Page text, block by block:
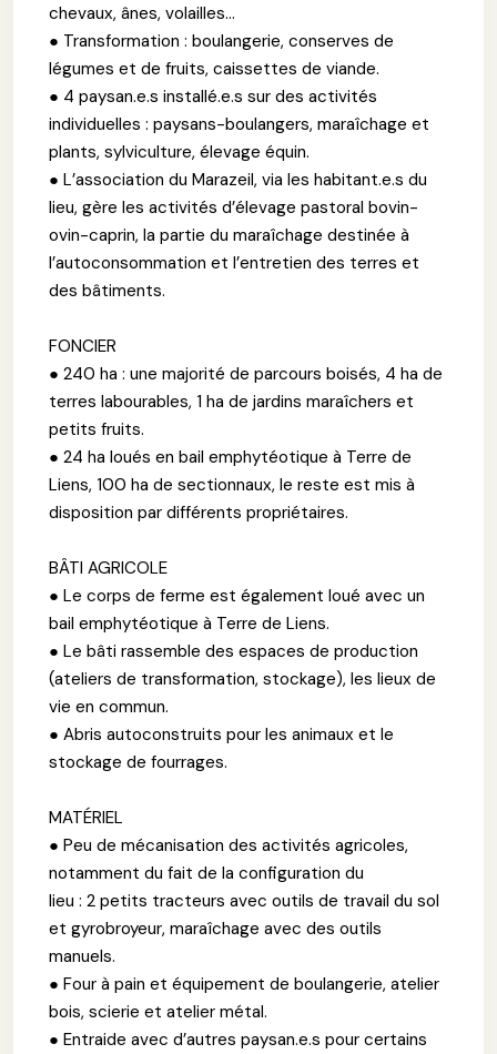
chevaux, ânes, volailles...
● Transformation : boulangerie, conserves de
légumes et de fruits, caissettes de viande.
● 4 paysan.e.s installé.e.s sur des activités
individuelles : paysans-boulangers, maraîchage et
plants, sylviculture, élevage équin.
● L’association du Marazeil, via les habitant.e.s du
lieu, gère les activités d’élevage pastoral bovin-
ovin-caprin, la partie du maraîchage destinée à
l’autoconsommation et l’entretien des terres et
des bâtiments.
FONCIER
● 240 ha : une majorité de parcours boisés, 4 ha de
terres labourables, 1 ha de jardins maraîchers et
petits fruits.
● 24 ha loués en bail emphytéotique à Terre de
Liens, 100 ha de sectionnaux, le reste est mis à
disposition par différents propriétaires.
BÂTI AGRICOLE
● Le corps de ferme est également loué avec un
bail emphytéotique à Terre de Liens.
● Le bâti rassemble des espaces de production
(ateliers de transformation, stockage), les lieux de
vie en commun.
● Abris autoconstruits pour les animaux et le
stockage de fourrages.
MATÉRIEL
● Peu de mécanisation des activités agricoles,
notamment du fait de la configuration du
lieu : 2 petits tracteurs avec outils de travail du sol
et gyrobroyeur, maraîchage avec des outils
manuels.
● Four à pain et équipement de boulangerie, atelier
bois, scierie et atelier métal.
● Entraide avec d’autres paysan.e.s pour certains